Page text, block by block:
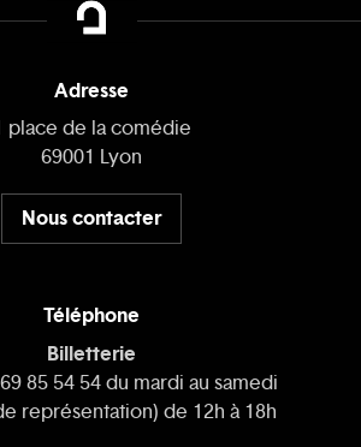
Adresse
place de la comédie
69001 Lyon
Nous contacter
Téléphone
Billetterie
85 54 54 du mardi au samedi
représentation) de 12h à 18h